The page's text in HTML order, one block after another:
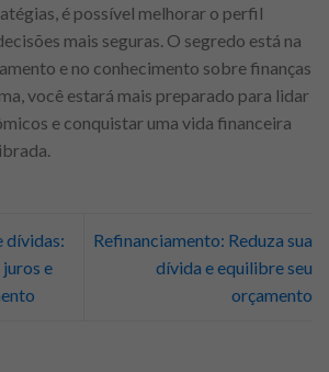
é possível melhorar o perfil
mais seguras. O segredo está na
e no conhecimento sobre finanças
você estará mais preparado para lidar
e conquistar uma vida financeira
dívidas:
e
Refinanciamento: Reduza sua
dívida e equilibre seu
orçamento